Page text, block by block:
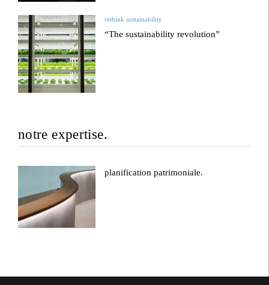
rethink sustainability
“The sustainability revolution”
notre expertise.
planification patrimoniale.